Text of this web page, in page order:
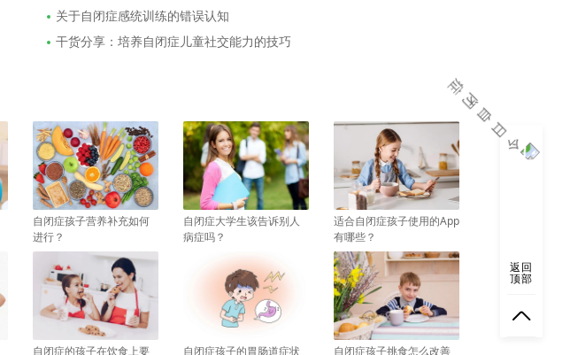
关于自闭症感统训练的错误认知
干货分享：培养自闭症儿童社交能力的技巧
自闭症孩子营养补充如何
进行？
自闭症大学生该告诉别人
病症吗？
适合自闭症孩子使用的App
有哪些？
自闭症的孩子在饮食上要 自闭症孩子的胃肠道症状 自闭症孩子挑食怎么改善
返回
顶部